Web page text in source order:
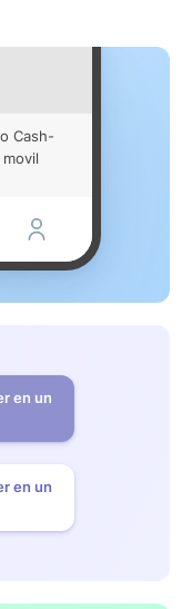
Cash-
en un
en un